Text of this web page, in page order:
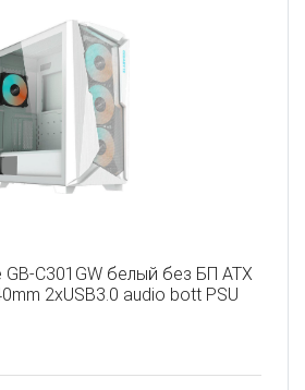
C301GW белый без БП ATX
2xUSB3.0 audio bott PSU